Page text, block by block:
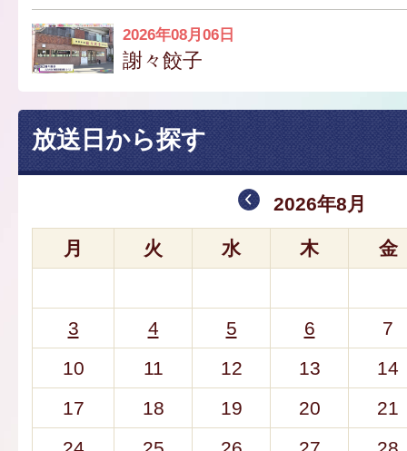
2026年08月06日
謝々餃子
放送日から探す
2026年8月
月 火 水 木 金
3 4 5 6
7
10
11 12 13
14
17
18 19 20
21